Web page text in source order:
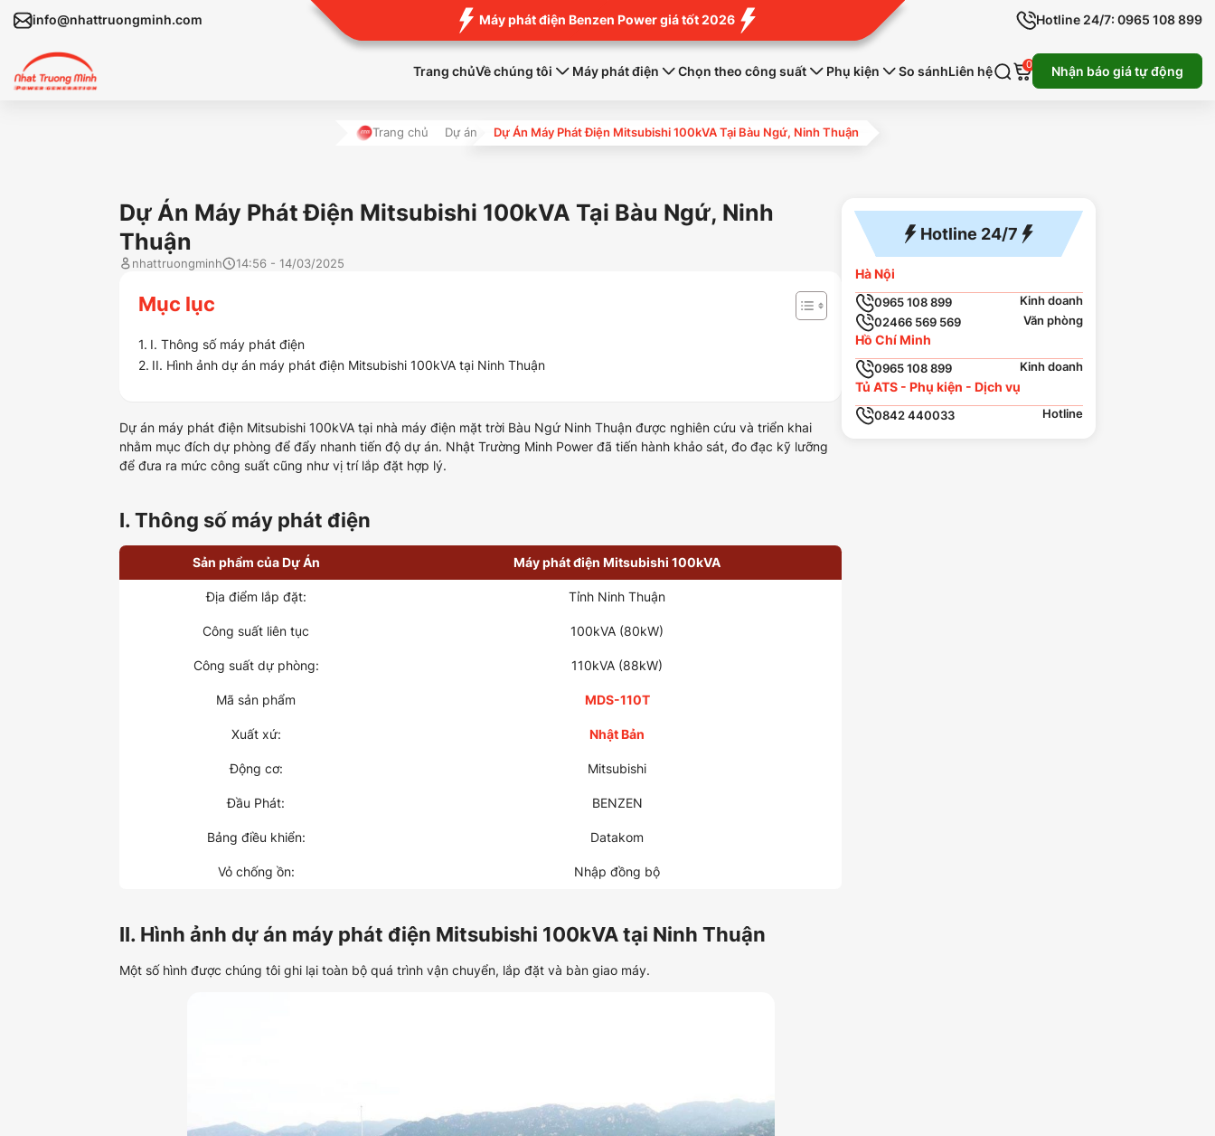
info@nhattruongminh.com Máy phát điện Benzen Power giá tốt 2026 Hotline 24/7: 0965 108 899
Trang chủVề chúng tôi Máy phát điện Chọn theo công suất Phụ kiện So sánhLiên hệ 0 Nhận báo giá tự động
Trang chủ Dự án Dự Án Máy Phát Điện Mitsubishi 100kVA Tại Bàu Ngứ, Ninh Thuận
Dự Án Máy Phát Điện Mitsubishi 100kVA Tại Bàu Ngứ, Ninh
Thuận
nhattruongminh 14:56 - 14/03/2025
Mục lục
I. Thông số máy phát điện
II. Hình ảnh dự án máy phát điện Mitsubishi 100kVA tại Ninh Thuận
Dự án máy phát điện Mitsubishi 100kVA tại nhà máy điện mặt trời Bàu Ngứ Ninh Thuận được nghiên cứu và triển khai
nhằm mục đích dự phòng để đẩy nhanh tiến độ dự án. Nhật Trường Minh Power đã tiến hành khảo sát, đo đạc kỹ lưỡng
để đưa ra mức công suất cũng như vị trí lắp đặt hợp lý.
I. Thông số máy phát điện
Sản phẩm của Dự Án Máy phát điện Mitsubishi 100kVA
Địa điểm lắp đặt: Tỉnh Ninh Thuận
Công suất liên tục 100kVA (80kW)
Công suất dự phòng: 110kVA (88kW)
Mã sản phẩm MDS-110T
Xuất xứ: Nhật Bản
Động cơ: Mitsubishi
Đầu Phát: BENZEN
Bảng điều khiển: Datakom
Vỏ chống ồn: Nhập đồng bộ
II. Hình ảnh dự án máy phát điện Mitsubishi 100kVA tại Ninh Thuận
Một số hình được chúng tôi ghi lại toàn bộ quá trình vận chuyển, lắp đặt và bàn giao máy.
Hotline 24/7
Hà Nội
0965 108 899
Kinh doanh
02466 569 569
Văn phòng
Hồ Chí Minh
0965 108 899 Kinh doanh
Tủ ATS - Phụ kiện - Dịch vụ
0842 440033 Hotline